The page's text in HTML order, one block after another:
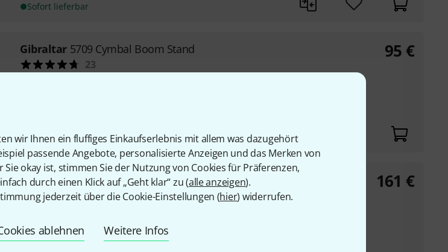
wir Ihnen ein fluffiges Einkaufserlebnis mit allem was dazugehört
passende Angebote, personalisierte Anzeigen und das Merken von
Sie okay ist, stimmen Sie der Nutzung von Cookies für Präferenzen,
durch einen Klick auf „Geht klar“ zu (alle anzeigen).
jederzeit über die Cookie-Einstellungen (hier) widerrufen.
ablehnen Weitere Infos
Sofort lieferbar
Gibraltar 5709 Cymbal Boom Stand
23
Sofort lieferbar
95 €
Gibraltar6707 Hi-Hat Stand
30
gehobene Standard Ausführung
doppelstrebig
161 €